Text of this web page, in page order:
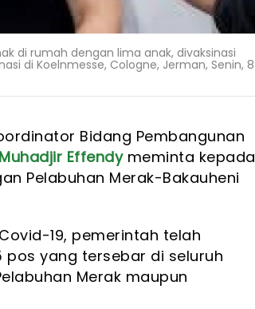
di rumah dengan lima anak, divaksinasi
di Koelnmesse, Cologne, Jerman, Senin, 8
Bidang Pembangunan
Muhadjir Effendymeminta kepada
Pelabuhan Merak-Bakauheni
19, pemerintah telah
pos yang tersebar di seluruh
Merak maupun